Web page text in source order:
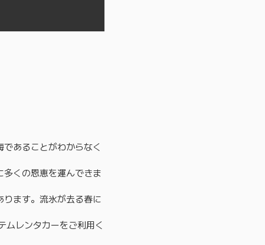
あることがわからなく
くの恩恵を運んできま
ます。流氷が去る春に
ムレンタカーをご利用く